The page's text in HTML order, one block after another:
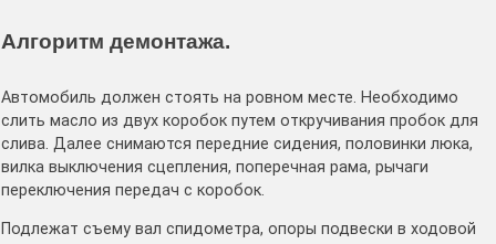
Алгоритм демонтажа.
Автомобиль должен стоять на ровном месте. Необходимо
слить масло из двух коробок путем откручивания пробок для
слива. Далее снимаются передние сидения, половинки люка,
вилка выключения сцепления, поперечная рама, рычаги
переключения передач с коробок.
Подлежат съему вал спидометра, опоры подвески в ходовой